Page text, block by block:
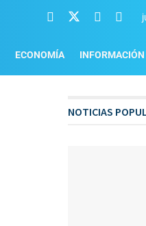
ECONOMÍA
NOTICIAS